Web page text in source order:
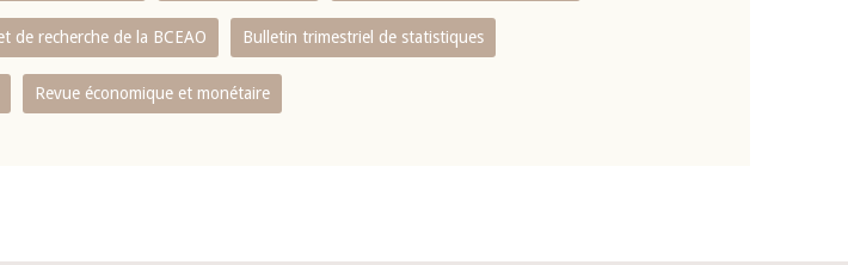
de recherche de la BCEAO Bulletin trimestriel de statistiques
Revue économique et monétaire